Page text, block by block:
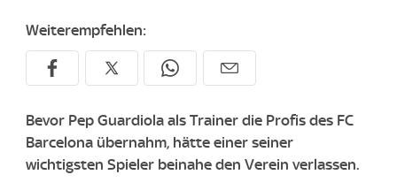
Weiterempfehlen:
Bevor Pep Guardiola als Trainer die Profis des FC
Barcelona übernahm, hätte einer seiner
wichtigsten Spieler beinahe den Verein verlassen.